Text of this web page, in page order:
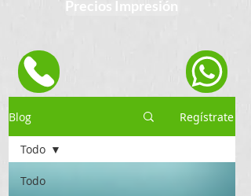
Precios Impresión
Blog Regístrate
Todo
Todo